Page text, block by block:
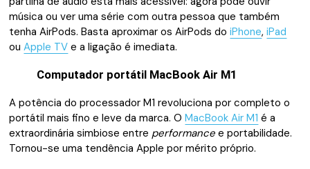
música ou ver uma série com outra pessoa que também
tenha AirPods. Basta aproximar os AirPods doiPhone,iPad
ouApple TV e a ligação é imediata.
Computador portátil MacBook Air M1
A potência do processador M1 revoluciona por completo o
portátil mais fino e leve da marca. OMacBook Air M1 é a
extraordinária simbiose entre performance e portabilidade.
Tornou-se uma tendência Apple por mérito próprio.